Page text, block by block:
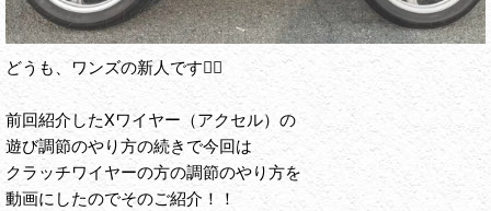
どうも、ワンズの新人です🙋‍♂️
前回紹介したXワイヤー（アクセル）の
遊び調節のやり方の続きで今回は
クラッチワイヤーの方の調節のやり方を
動画にしたのでそのご紹介！！